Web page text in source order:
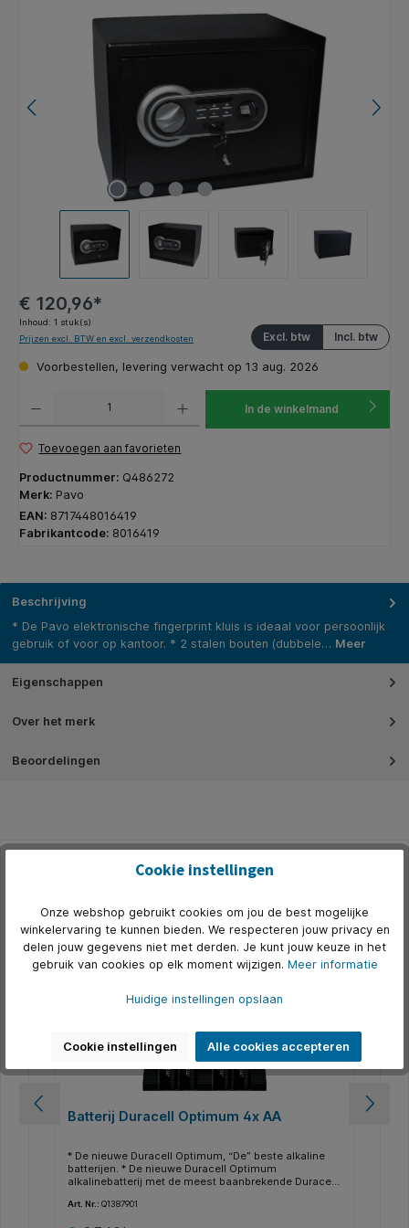
Afbeeldingengalerij overslaan
€ 120,96*
Inhoud: 1 stuk(s)
Incl. btw
Excl. btw
Prijzen excl. BTW en excl. verzendkosten
Voorbestellen, levering verwacht op 13 aug. 2026
In de winkelmand
Toevoegen aan favorieten
Productnummer: Q486272
Merk: Pavo
EAN: 8717448016419
Fabrikantcode: 8016419
Beschrijving
* De Pavo elektronische fingerprint kluis is ideaal voor persoonlijk
gebruik of voor op kantoor. * 2 stalen bouten (dubbele… Meer
Eigenschappen
Over het merk
Beoordelingen
500+ op voorraad
Batterij Duracell Optimum 4x AA
* De nieuwe Duracell Optimum, “De” beste alkaline
batterijen. * De nieuwe Duracell Optimum
alkalinebatterij met de meest baanbrekende Duracell-
dat sommige apparaten tot 200% extra levensduur,
Art. Nr.: Q1387901
Cookie instellingen
Onze webshop gebruikt cookies om jou de best mogelijke
winkelervaring te kunnen bieden. We respecteren jouw privacy en
delen jouw gegevens niet met derden. Je kunt jouw keuze in het
gebruik van cookies op elk moment wijzigen. Meer informatie
Huidige instellingen opslaan
Cookie instellingen Alle cookies accepteren